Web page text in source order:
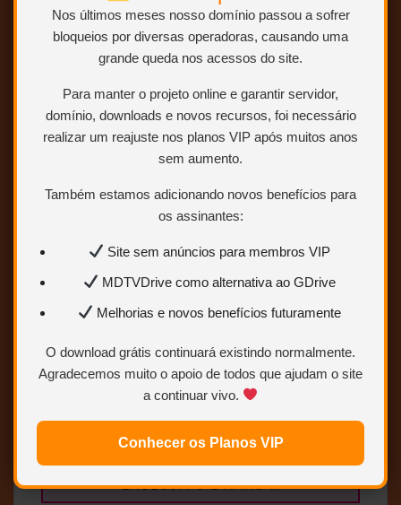
Nos últimos meses nosso domínio passou a sofrer
bloqueios por diversas operadoras, causando uma
grande queda nos acessos do site.
Para manter o projeto online e garantir servidor,
domínio, downloads e novos recursos, foi necessário
realizar um reajuste nos planos VIP após muitos anos
sem aumento.
Também estamos adicionando novos benefícios para
os assinantes:
Site sem anúncios para membros VIP
MDTVDrive como alternativa ao GDrive
Melhorias e novos benefícios futuramente
O download grátis continuará existindo normalmente.
Agradecemos muito o apoio de todos que ajudam o site
a continuar vivo.
Conhecer os Planos VIP
EXCLUSIVO E RARO …